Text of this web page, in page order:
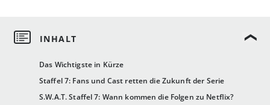
Das Wichtigste in Kürze
Staffel 7: Fans und Cast retten die Zukunft der Serie
S.W.A.T. Staffel 7: Wann kommen die Folgen zu Netflix?